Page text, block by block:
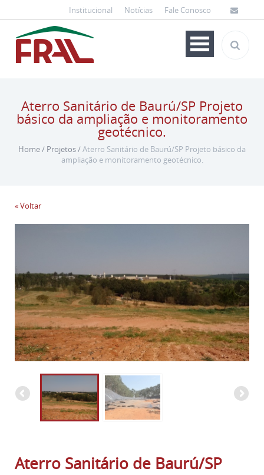
Institucional Notícias Fale Conosco
Aterro Sanitário de Baurú/SP Projeto
básico da ampliação e monitoramento
geotécnico.
Home/ Projetos/Aterro Sanitário de Baurú/SP Projeto básico da
ampliação e monitoramento geotécnico.
« Voltar
Aterro Sanitário de Baurú/SP